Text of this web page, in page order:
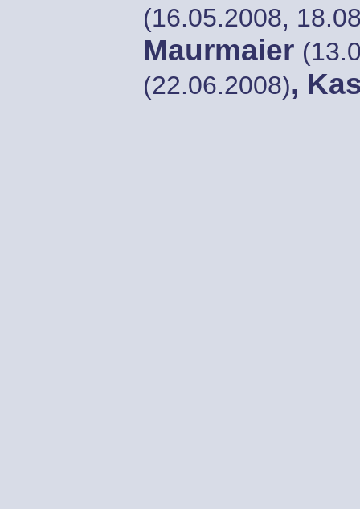
(16.05.2008,
Maurmaier
(22.06.2008),